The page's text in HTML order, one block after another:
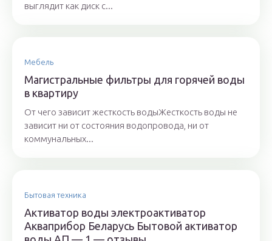
выглядит как диск с...
Мебель
Магистральные фильтры для горячей воды
в квартиру
От чего зависит жесткость водыЖесткость воды не
зависит ни от состояния водопровода, ни от
коммунальных...
Бытовая техника
Активатор воды электроактиватор
Акваприбор Беларусь Бытовой активатор